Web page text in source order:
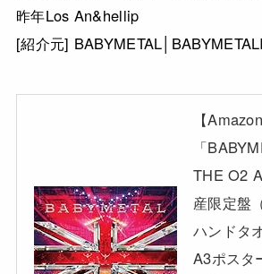
昨年Los An&hellip
[紹介元]
【
「
THE O2
産限定盤
ハンドタ
A3ポスタ